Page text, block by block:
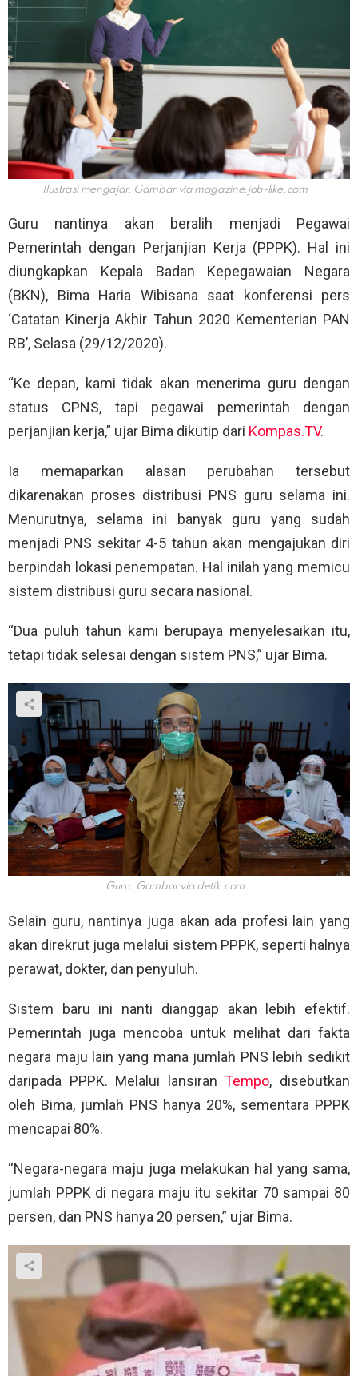
Ilustrasi mengajar. Gambar via magazine.job-like.com
Guru nantinya akan beralih menjadi Pegawai
Pemerintah dengan Perjanjian Kerja (PPPK). Hal ini
diungkapkan Kepala Badan Kepegawaian Negara
(BKN), Bima Haria Wibisana saat konferensi pers
‘Catatan Kinerja Akhir Tahun 2020 Kementerian PAN
RB’, Selasa (29/12/2020).
“Ke depan, kami tidak akan menerima guru dengan
status CPNS, tapi pegawai pemerintah dengan
perjanjian kerja,” ujar Bima dikutip dari Kompas.TV.
Ia memaparkan alasan perubahan tersebut
dikarenakan proses distribusi PNS guru selama ini.
Menurutnya, selama ini banyak guru yang sudah
menjadi PNS sekitar 4-5 tahun akan mengajukan diri
berpindah lokasi penempatan. Hal inilah yang memicu
sistem distribusi guru secara nasional.
“Dua puluh tahun kami berupaya menyelesaikan itu,
tetapi tidak selesai dengan sistem PNS,” ujar Bima.
Guru. Gambar via detik.com
Selain guru, nantinya juga akan ada profesi lain yang
akan direkrut juga melalui sistem PPPK, seperti halnya
perawat, dokter, dan penyuluh.
Sistem baru ini nanti dianggap akan lebih efektif.
Pemerintah juga mencoba untuk melihat dari fakta
negara maju lain yang mana jumlah PNS lebih sedikit
daripada PPPK. Melalui lansiranTempo, disebutkan
oleh Bima, jumlah PNS hanya 20%, sementara PPPK
mencapai 80%.
“Negara-negara maju juga melakukan hal yang sama,
jumlah PPPK di negara maju itu sekitar 70 sampai 80
persen, dan PNS hanya 20 persen,” ujar Bima.